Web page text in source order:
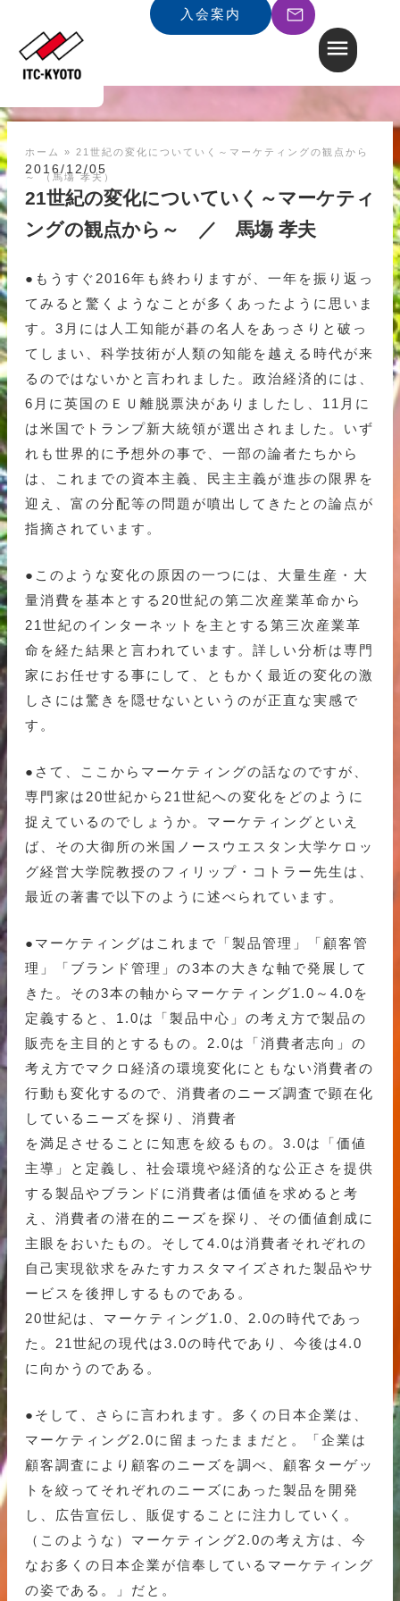
入会案内
ホーム » 21世紀の変化についていく～マーケティングの観点から
～ （馬塲 孝夫）
2016/12/05
21世紀の変化についていく～マーケティ
ングの観点から～ ／ 馬塲 孝夫
●もうすぐ2016年も終わりますが、一年を振り返っ
てみると驚くようなことが多くあったように思いま
す。3月には人工知能が碁の名人をあっさりと破っ
てしまい、科学技術が人類の知能を越える時代が来
るのではないかと言われました。政治経済的には、
6月に英国のＥＵ離脱票決がありましたし、11月に
は米国でトランプ新大統領が選出されました。いず
れも世界的に予想外の事で、一部の論者たちから
は、これまでの資本主義、民主主義が進歩の限界を
迎え、富の分配等の問題が噴出してきたとの論点が
指摘されています。
●このような変化の原因の一つには、大量生産・大
量消費を基本とする20世紀の第二次産業革命から
21世紀のインターネットを主とする第三次産業革
命を経た結果と言われています。詳しい分析は専門
家にお任せする事にして、ともかく最近の変化の激
しさには驚きを隠せないというのが正直な実感で
す。
●さて、ここからマーケティングの話なのですが、
専門家は20世紀から21世紀への変化をどのように
捉えているのでしょうか。マーケティングといえ
ば、その大御所の米国ノースウエスタン大学ケロッ
グ経営大学院教授のフィリップ・コトラー先生は、
最近の著書で以下のように述べられています。
●マーケティングはこれまで「製品管理」「顧客管
理」「ブランド管理」の3本の大きな軸で発展して
きた。その3本の軸からマーケティング1.0～4.0を
定義すると、1.0は「製品中心」の考え方で製品の
販売を主目的とするもの。2.0は「消費者志向」の
考え方でマクロ経済の環境変化にともない消費者の
行動も変化するので、消費者のニーズ調査で顕在化
しているニーズを探り、消費者
を満足させることに知恵を絞るもの。3.0は「価値
主導」と定義し、社会環境や経済的な公正さを提供
する製品やブランドに消費者は価値を求めると考
え、消費者の潜在的ニーズを探り、その価値創成に
主眼をおいたもの。そして4.0は消費者それぞれの
自己実現欲求をみたすカスタマイズされた製品やサ
ービスを後押しするものである。
20世紀は、マーケティング1.0、2.0の時代であっ
た。21世紀の現代は3.0の時代であり、今後は4.0
に向かうのである。
●そして、さらに言われます。多くの日本企業は、
マーケティング2.0に留まったままだと。「企業は
顧客調査により顧客のニーズを調べ、顧客ターゲッ
トを絞ってそれぞれのニーズにあった製品を開発
し、広告宣伝し、販促することに注力していく。
（このような）マーケティング2.0の考え方は、今
なお多くの日本企業が信奉しているマーケティング
の姿である。」だと。